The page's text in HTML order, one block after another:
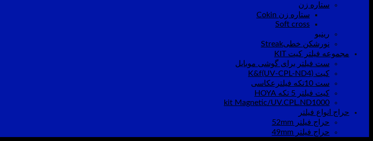
ستاره زن
ستاره زن Cokin
Soft cross
رینبو
نورشکن خطیStreak
مجموعه فیلتر کیت KIT
ست فیلتر برای گوشی موبایل
کیت K&f(UV-CPL-ND4)
ست 10تکه فیلترعکاسی
کیت فیلتر 5 تکه HOYA
kit Magnetic/UV.CPL.ND1000
حراج انواع فیلتر
حراج فیلتر 52mm
حراج فیلتر 49mm